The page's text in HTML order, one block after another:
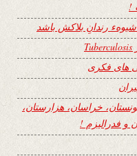
!
رندانِ بلاکش باشد
های فکری
خراسان، هزارستان،
و فدرالیزم !